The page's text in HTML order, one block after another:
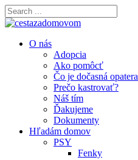
O nás
Adopcia
Ako pomôcť
Čo je dočasná opatera
Prečo kastrovať?
Náš tím
Ďakujeme
Dokumenty
Hľadám domov
PSY
Fenky